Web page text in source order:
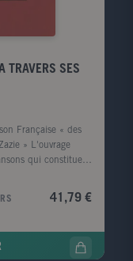
TRAVERS SES
Française « des
» L'ouvrage
qui constituent
vingtaine de
chacune étant
année. Un index
41,79 €